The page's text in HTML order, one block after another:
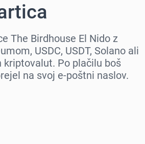
The Birdhouse El Nido z
USDC, USDT, Solano ali
kriptovalut. Po plačilu boš
na svoj e-poštni naslov.